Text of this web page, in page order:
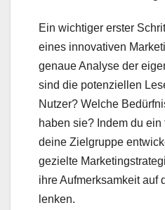
Ein wichtiger erster
eines innovativen
genaue Analyse der
sind die potenziellen
Nutzer? Welche
haben sie? Indem du
deine Zielgruppe
gezielte
ihre Aufmerksamkeit auf
lenken.